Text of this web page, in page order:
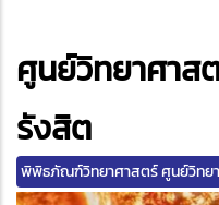
ศูนย์วิทยาศาส
รังสิต
พิพิธภัณฑ์วิทยาศาสตร์ ศูนย์วิทย